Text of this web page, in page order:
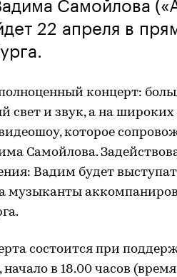
22 апреля в
концерт:
свет и звук, а на широких
которое
Самойлова.
Вадим будет
а музыканты
состоится при
начало в 18.00 часов